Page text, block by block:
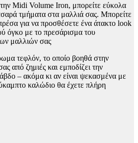
Midi Volume Iron, μπορείτε εύκολα
τμήματα στα μαλλιά σας. Μπορείτε
για να προσθέσετε ένα άτακτο look
όγκο με το πρεσάρισμα του
μαλλιών σας
τεφλόν, το οποίο βοηθά στην
από ζημιές και εμποδίζει την
– ακόμα κι αν είναι ψεκασμένα με
καλώδιο θα έχετε πλήρη